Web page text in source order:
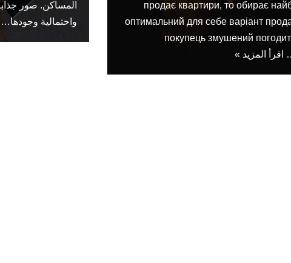
المساكن. صور
واحتمالية وجودها…
продає квартири, то обирає
оптимальний для себе варіант
покупець змушений
اقرأ المزيد »